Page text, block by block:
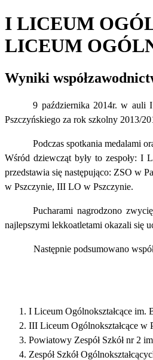
I LICEUM
LICEUM
Wyniki
9 października 2014r. w auli I
Pszczyńskiego za rok szkolny 2013/
Podczas spotkania medalami
Wśród dziewcząt były to zespoły: I
przedstawia się następująco: ZSO w
w Pszczynie, III LO w Pszczynie.
Pucharami nagrodzono
najlepszymi lekkoatletami okazali się
Następnie podsumowano
I Liceum Ogólnokształcące im.
III Liceum Ogólnokształcące w
Powiatowy Zespół Szkół nr 2
Zespół Szkół